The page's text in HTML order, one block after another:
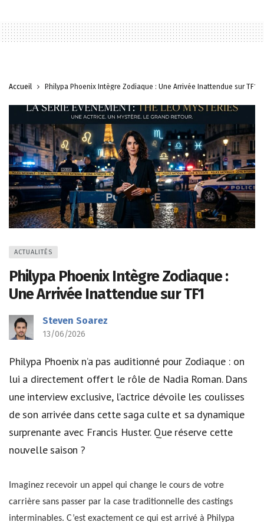
Accueil Philypa Phoenix Intègre Zodiaque : Une Arrivée Inattendue sur TF1
ACTUALITÉS
Philypa Phoenix Intègre Zodiaque :
Une Arrivée Inattendue sur TF1
Steven Soarez
13/06/2026
Philypa Phoenix n’a pas auditionné pour Zodiaque : on
lui a directement offert le rôle de Nadia Roman. Dans
une interview exclusive, l’actrice dévoile les coulisses
de son arrivée dans cette saga culte et sa dynamique
surprenante avec Francis Huster. Que réserve cette
nouvelle saison ?
Imaginez recevoir un appel qui change le cours de votre
carrière sans passer par la case traditionnelle des castings
interminables. C’est exactement ce qui est arrivé à Philypa